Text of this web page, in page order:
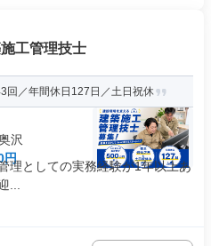
工管理技士
回／年間休日127日／土日祝休
沢
円
理としての実務経験が1年以上あ
...